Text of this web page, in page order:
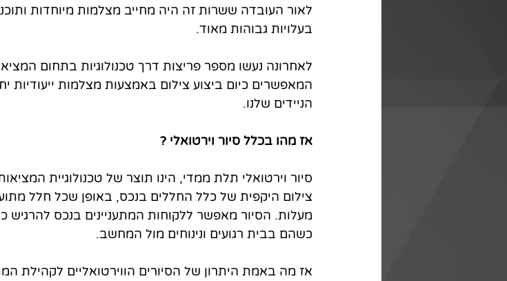
לאור העובדה ששרות זה היה מחייב מצלמות מיוחדות
בעלויות גבוהות מאוד.
לאחרונה נעשו מספר פריצות דרך טכנולוגיות בתחום
המאפשרים כיום ביצוע צילום באמצעות מצלמות ייעודיות
הניידים שלנו.
אז מהו בכלל סיור וירטואלי ?
סיור וירטואלי תלת ממדי, הינו תוצר של טכנולוגיית
מעלות. הסיור מאפשר ללקוחות המתעניינים בנכס להרגיש
כשהם בבית רגועים ונינוחים מול המחשב.
אז מה באמת היתרון של הסיורים הווירטואליים לקהילת